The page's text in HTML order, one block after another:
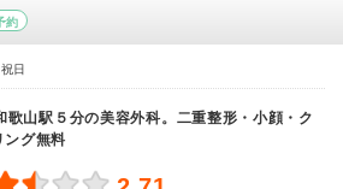
約
日
山駅５分の美容外科。二重整形・小顔・ク
グ無料